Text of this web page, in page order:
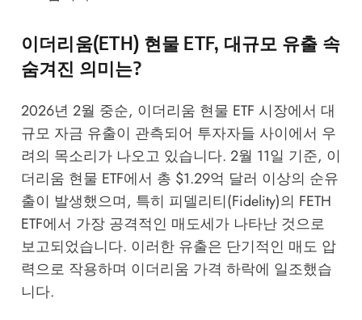
이더리움(ETH) 현물 ETF, 대규모 유출 속
숨겨진 의미는?
2026년 2월 중순, 이더리움 현물 ETF 시장에서 대
규모 자금 유출이 관측되어 투자자들 사이에서 우
려의 목소리가 나오고 있습니다. 2월 11일 기준, 이
더리움 현물 ETF에서 총 $1.29억 달러 이상의 순유
출이 발생했으며, 특히 피델리티(Fidelity)의 FETH
ETF에서 가장 공격적인 매도세가 나타난 것으로
보고되었습니다. 이러한 유출은 단기적인 매도 압
력으로 작용하며 이더리움 가격 하락에 일조했습
니다.